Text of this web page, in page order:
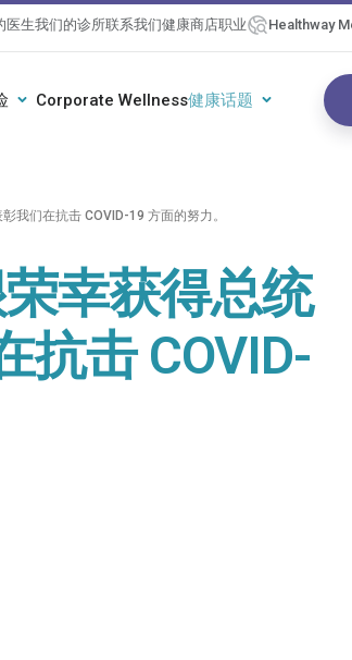
医生我们的诊所联系我们健康商店职业 Healthway
Corporate Wellness健康话题
我们在抗击 COVID-19 方面的努力。
幸获得总统
抗击 COVID-